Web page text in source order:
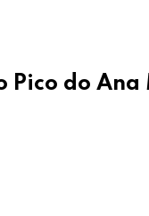
Pico do Ana